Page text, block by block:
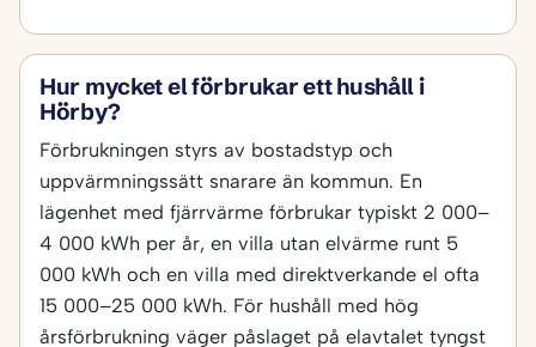
Hur mycket el förbrukar ett hushåll i
Hörby?
Förbrukningen styrs av bostadstyp och
uppvärmningssätt snarare än kommun. En
lägenhet med fjärrvärme förbrukar typiskt 2 000–
4 000 kWh per år, en villa utan elvärme runt 5
000 kWh och en villa med direktverkande el ofta
15 000–25 000 kWh. För hushåll med hög
årsförbrukning väger påslaget på elavtalet tyngst